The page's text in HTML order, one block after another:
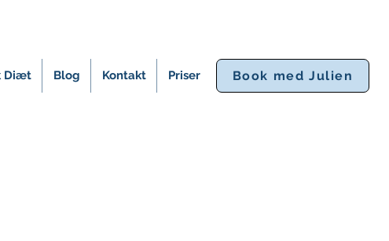
Diæt Blog Kontakt Priser Book med Julien